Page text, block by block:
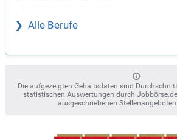
Alle Berufe
Die aufgezeigten Gehaltsdaten sind
statistischen Auswertungen durch
ausgeschriebenen